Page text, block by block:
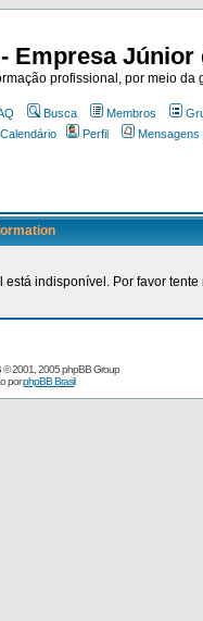
Empresa
profissional, por meio
Busca Membros
Calendário
Perfil Mensagens
indisponível. Por favor tente
© 2001, 2005 phpBB Group
porphpBB Brasil